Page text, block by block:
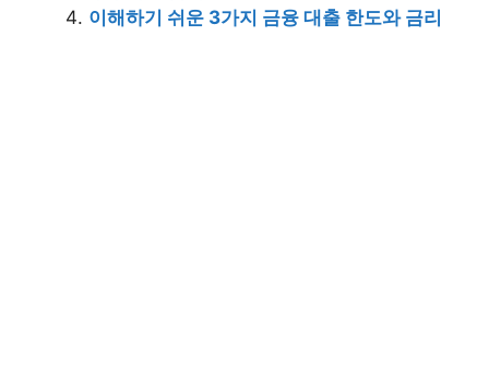
이해하기 쉬운 3가지 금융 대출 한도와 금리